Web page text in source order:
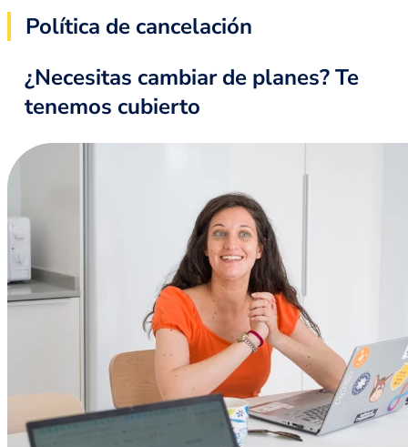
Política de cancelación
¿Necesitas cambiar de planes? Te
tenemos cubierto